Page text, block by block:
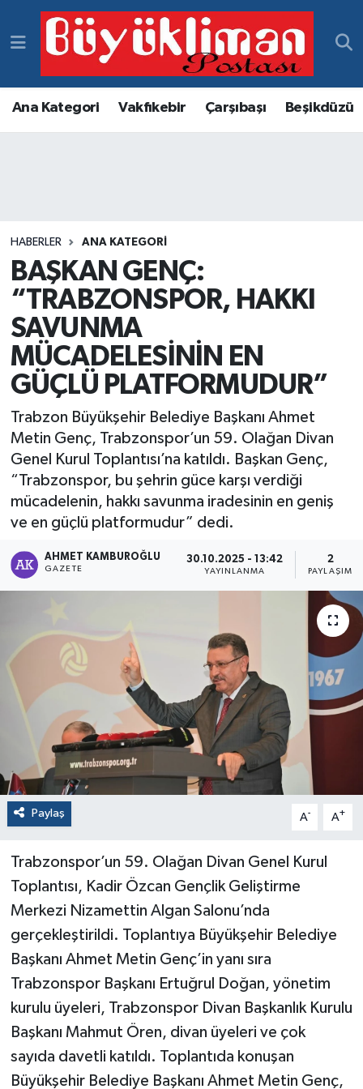
Ana Kategori Vakfıkebir Çarşıbaşı Beşikdüzü
HABERLER ANA KATEGORI
BAŞKAN GENÇ:
“TRABZONSPOR, HAKKI
SAVUNMA
MÜCADELESİNİN EN
GÜÇLÜ PLATFORMUDUR”
Trabzon Büyükşehir Belediye Başkanı Ahmet
Metin Genç, Trabzonspor’un 59. Olağan Divan
Genel Kurul Toplantısı’na katıldı. Başkan Genç,
“Trabzonspor, bu şehrin güce karşı verdiği
mücadelenin, hakkı savunma iradesinin en geniş
ve en güçlü platformudur” dedi.
AHMET KAMBUROĞLU
GAZETE
30.10.2025 - 13:42
YAYINLANMA
2
PAYLAŞIM
Paylaş A- A+
Trabzonspor’un 59. Olağan Divan Genel Kurul
Toplantısı, Kadir Özcan Gençlik Geliştirme
Merkezi Nizamettin Algan Salonu’nda
gerçekleştirildi. Toplantıya Büyükşehir Belediye
Başkanı Ahmet Metin Genç’in yanı sıra
Trabzonspor Başkanı Ertuğrul Doğan, yönetim
kurulu üyeleri, Trabzonspor Divan Başkanlık Kurulu
Başkanı Mahmut Ören, divan üyeleri ve çok
sayıda davetli katıldı. Toplantıda konuşan
Büyükşehir Belediye Başkanı Ahmet Metin Genç,
Vakfıkebir Hava Durumu
Vakfıkebir Trafik Yoğunluk Haritası
Haber Arşivi